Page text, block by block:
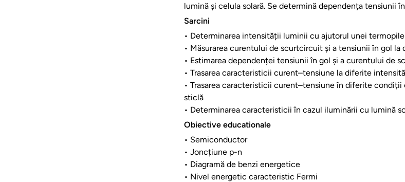
lumină și celula solară. Se determină dependența tensiunii
Sarcini
• Determinarea intensității luminii cu ajutorul unei
• Măsurarea curentului de scurtcircuit și a tensiunii în gol
• Estimarea dependenței tensiunii în gol și a curentului de
• Trasarea caracteristicii curent–tensiune la diferite
• Trasarea caracteristicii curent–tensiune în diferite
sticlă
• Determinarea caracteristicii în cazul iluminării cu lumină
Obiective educationale
• Semiconductor
• Joncțiune p-n
• Diagramă de benzi energetice
• Nivel energetic caracteristic Fermi